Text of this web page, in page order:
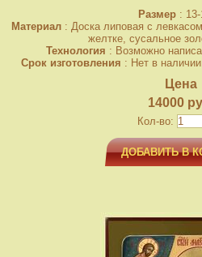
Размер: 13-
Материал: Доска липовая с
желтке, сусальное
Технология : Возможно
Срок изготовления : Нет в
Цена
14000
Кол-во:
ДОБАВИТЬ В